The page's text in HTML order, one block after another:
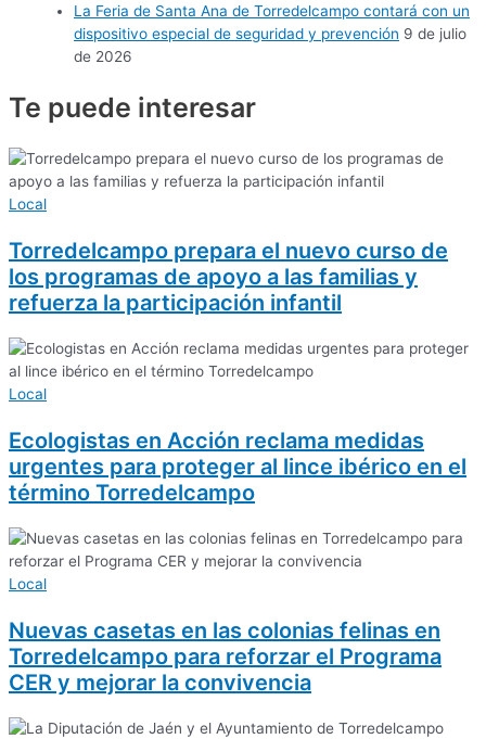
La Feria de Santa Ana de Torredelcampo contará con un
dispositivo especial de seguridad y prevención 9 de julio
de 2026
Te puede interesar
Local
Torredelcampo prepara el nuevo curso de
los programas de apoyo a las familias y
refuerza la participación infantil
Local
Ecologistas en Acción reclama medidas
urgentes para proteger al lince ibérico en el
término Torredelcampo
Local
Nuevas casetas en las colonias felinas en
Torredelcampo para reforzar el Programa
CER y mejorar la convivencia